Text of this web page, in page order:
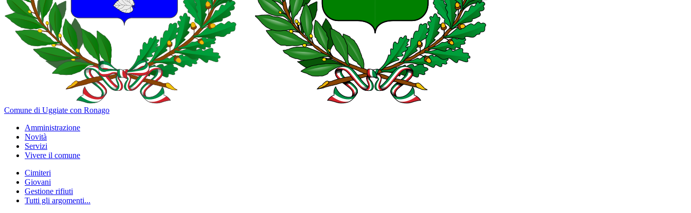
Comune di Uggiate con Ronago
Amministrazione
Novità
Servizi
Vivere il comune
Cimiteri
Giovani
Gestione rifiuti
Tutti gli argomenti...